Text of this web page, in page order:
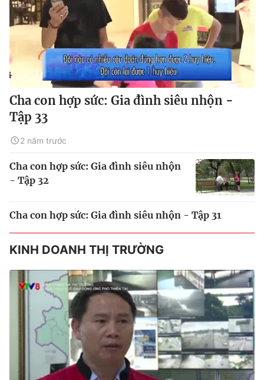
Cha con hợp sức: Gia đình siêu nhộn -
Tập 33
2 năm trước
Cha con hợp sức: Gia đình siêu nhộn
- Tập 32
Cha con hợp sức: Gia đình siêu nhộn - Tập 31
KINH DOANH THỊ TRƯỜNG